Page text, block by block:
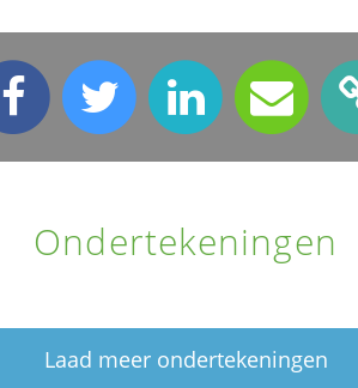
Ondertekeningen
Laad meer ondertekeningen